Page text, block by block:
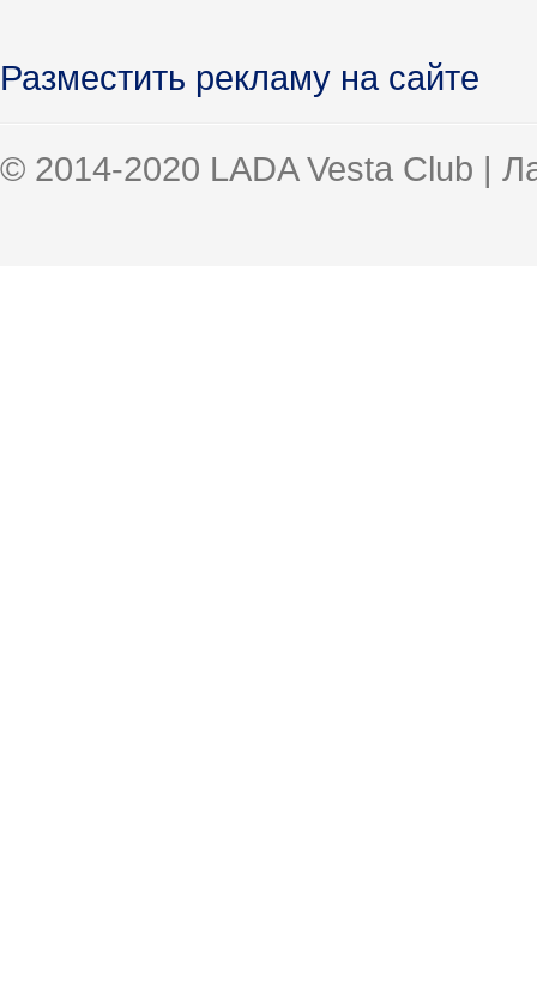
Разместить рекламу на сайте
© 2014-2020 LADA Vesta Club |